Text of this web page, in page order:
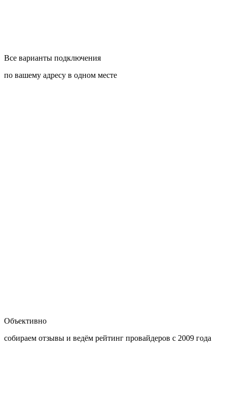
Все варианты подключения
по вашему адресу в одном месте
Объективно
cобираем отзывы и ведём рейтинг провайдеров с 2009 года